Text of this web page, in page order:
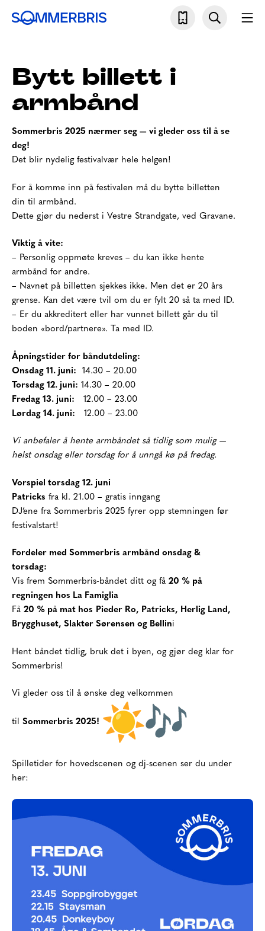
Bytt billett i
armbånd
Sommerbris 2025 nærmer seg — vi gleder oss til å se
deg!
Det blir nydelig festivalvær hele helgen!
For å komme inn på festivalen må du bytte billetten
din til armbånd.
Dette gjør du nederst i Vestre Strandgate, ved Gravane.
Viktig å vite:
– Personlig oppmøte kreves – du kan ikke hente
armbånd for andre.
– Navnet på billetten sjekkes ikke. Men det er 20 års
grense. Kan det være tvil om du er fylt 20 så ta med ID.
– Er du akkreditert eller har vunnet billett går du til
boden «bord/partnere». Ta med ID.
Åpningstider for båndutdeling:
Onsdag 11. juni: 14.30 – 20.00
Torsdag 12. juni: 14.30 – 20.00
Fredag 13. juni: 12.00 – 23.00
Lørdag 14. juni: 12.00 – 23.00
Vi anbefaler å hente armbåndet så tidlig som mulig —
helst onsdag eller torsdag for å unngå kø på fredag.
Vorspiel torsdag 12. juni
Patricks fra kl. 21.00 – gratis inngang
DJ’ene fra Sommerbris 2025 fyrer opp stemningen før
festivalstart!
Fordeler med Sommerbris armbånd onsdag &
torsdag:
Vis frem Sommerbris-båndet ditt og få 20 % på
regningen hos La Famiglia
Få 20 % på mat hos Pieder Ro, Patricks, Herlig Land,
Brygghuset, Slakter Sørensen og Bellini
Hent båndet tidlig, bruk det i byen, og gjør deg klar for
Sommerbris!
Vi gleder oss til å ønske deg velkommen
til Sommerbris 2025!
Spilletider for hovedscenen og dj-scenen ser du under
her: